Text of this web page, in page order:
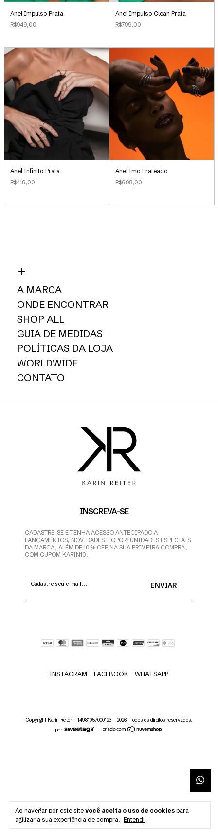
Ao navegar por este site você aceita o uso de cookies para
agilizar a sua experiência de compra. Entendi
Anel Impulso Prata
R$949,00
Anel Impulso Clean Prata
R$799,00
Anel Infinito Prata
R$419,00
Anel Imo Prateado
R$698,00
A MARCA
ONDE ENCONTRAR
SHOP ALL
GUIA DE MEDIDAS
POLÍTICAS DA LOJA
WORLDWIDE
CONTATO
INSCREVA-SE
CADASTRE-SE E TENHA ACESSO ANTECIPADO A
LANÇAMENTOS, NOVIDADES E OPORTUNIDADES ESPECIAIS
DA MARCA, ALÉM DE 10% OFF NA SUA PRIMEIRA COMPRA,
COM CUPOM KARIN10.
INSTAGRAM FACEBOOK WHATSAPP
Copyright Karin Reiter - 14981057000123 - 2026. Todos os direitos reservados.
por